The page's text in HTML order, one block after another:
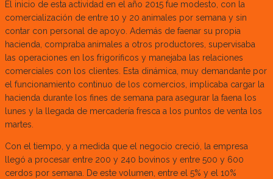
El inicio de esta actividad en el año 2015 fue modesto, con la
comercialización de entre 10 y 20 animales por semana y sin
contar con personal de apoyo. Además de faenar su propia
hacienda, compraba animales a otros productores, supervisaba
las operaciones en los frigoríficos y manejaba las relaciones
comerciales con los clientes. Esta dinámica, muy demandante por
el funcionamiento continuo de los comercios, implicaba cargar la
hacienda durante los fines de semana para asegurar la faena los
lunes y la llegada de mercadería fresca a los puntos de venta los
martes.
Con el tiempo, y a medida que el negocio creció, la empresa
llegó a procesar entre 200 y 240 bovinos y entre 500 y 600
cerdos por semana. De este volumen, entre el 5% y el 10%